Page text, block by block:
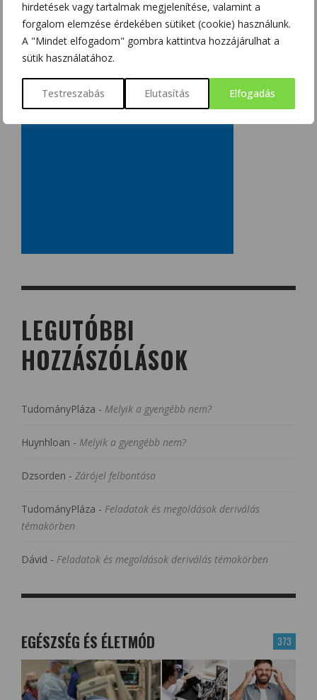
hirdetések vagy tartalmak megjelenítése, valamint a
forgalom elemzése érdekében sütiket (cookie) használunk.
A "Mindet elfogadom" gombra kattintva hozzájárulhat a
sütik használatához.
Testreszabás Elutasítás Elfogadás
LEGUTÓBBI
HOZZÁSZÓLÁSOK
TudományPláza - Melyik a gyengébb nem?
Huynhloan - Melyik a gyengébb nem?
Dzsorden - Zárójel felbontása
TudományPláza - Feladatok és megoldások deriválás
témakörben
Dávid - Feladatok és megoldások deriválás témakörben
373
EGÉSZSÉG ÉS ÉLETMÓD